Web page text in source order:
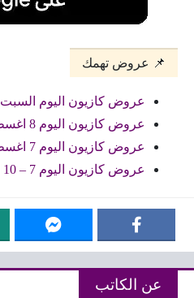
📌 عروض تهمك
عروض كازيون اليوم السبت 8 حتى 10 اغسطس 2026
عروض كازيون اليوم 8 اغسطس 2026 أوفر سعر
عروض كازيون اليوم 7 اغسطس 2026
عروض كازيون اليوم 7 – 10 اغسطس 2026 أقل سعر
عن الكاتب